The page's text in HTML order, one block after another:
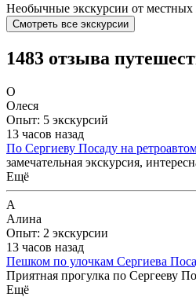
Необычные экскурсии от местных
Смотреть все экскурсии
1483 отзыва
О
Олеся
Опыт: 5 экскурсий
13 часов назад
По Сергиеву Посаду на
замечательная экскурсия,
Ещё
А
Алина
Опыт: 2 экскурсии
13 часов назад
Пешком по улочкам Сергиева
Приятная прогулка по Сергееву
Ещё